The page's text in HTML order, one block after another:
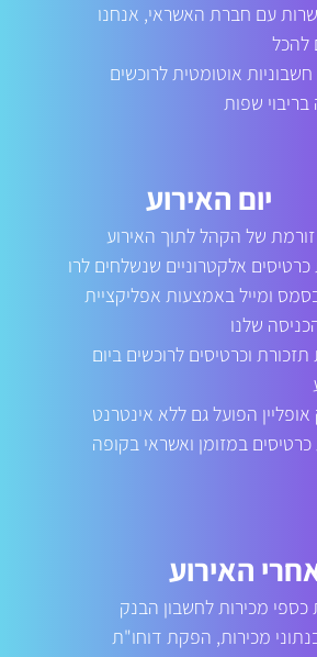
עם חברת האשראי, אנחנו
להכל
אוטומטית לרוכשים
שפות
יום האירוע
של הקהל לתוך האירוע
אלקטרוניים שנשלחים לרו
ומייל באמצעות אפליקציית
שלנו
וכרטיסים לרוכשים ביום
הפועל גם ללא אינטרנט
במזומן ואשראי בקופה
האירוע
מכירות לחשבון הבנק
מכירות, הפקת דוחו"ת